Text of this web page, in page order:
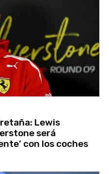
Lewis
será
con los coches